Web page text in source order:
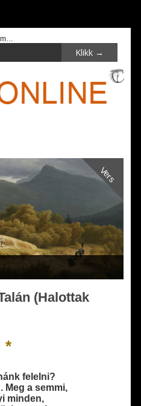
Vers
(Halottak
*
felelni?
Meg a semmi,
minden,